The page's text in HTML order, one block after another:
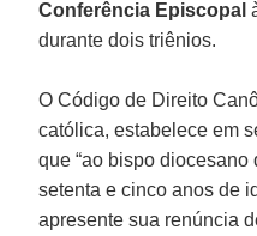
Conferência Episcopal
durante dois triênios.
O Código de Direito
católica, estabelece em
que “ao bispo
setenta e cinco anos de
apresente sua renúncia